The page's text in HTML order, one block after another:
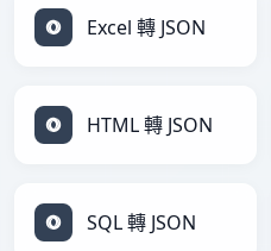
Excel 轉 JSON
HTML 轉 JSON
SQL 轉 JSON